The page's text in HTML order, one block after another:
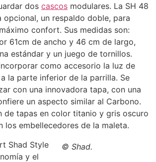
dos cascos modulares. La SH 48
un respaldo doble, para
confort. Sus medidas son:
61cm de ancho y 46 cm de largo,
estándar y un juego de tornillos.
como accesorio la luz de
la parte inferior de la parrilla. Se
con una innovadora tapa, con una
un aspecto similar al Carbono.
de tapas en color titanio y gris oscuro
los embellecedores de la maleta.
© Shad.
Shad Style
y el